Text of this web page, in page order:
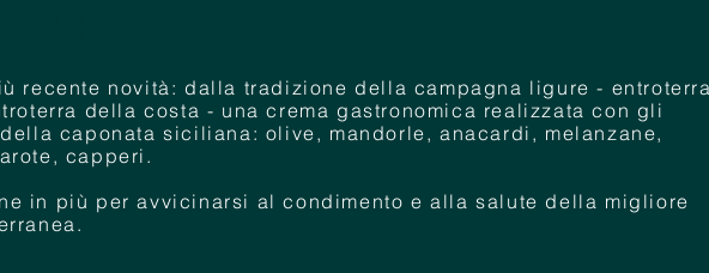
recente novità: dalla tradizione della campagna ligure -
della costa - una crema gastronomica realizzata con gli
caponata siciliana: olive, mandorle, anacardi, melanzane,
capperi.
in più per avvicinarsi al condimento e alla salute della migliore